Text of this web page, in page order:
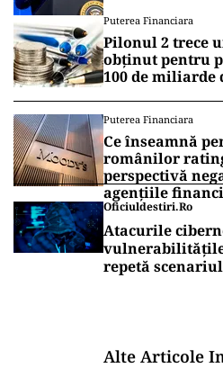
Puterea Financiara
Pilonul 2 trece
obținut pentru
100 de miliarde
Puterea Financiara
Ce înseamnă
românilor
perspectivă
agențiile
Oficiuldestiri.ro
Atacurile
repetă scenariul
Alte Articole